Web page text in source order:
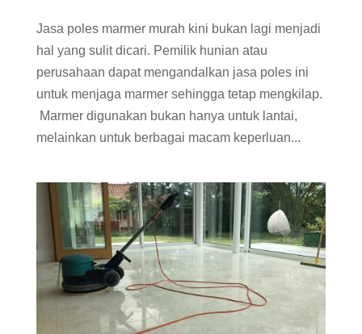
Jasa poles marmer murah kini bukan lagi menjadi
hal yang sulit dicari. Pemilik hunian atau
perusahaan dapat mengandalkan jasa poles ini
untuk menjaga marmer sehingga tetap mengkilap.
Marmer digunakan bukan hanya untuk lantai,
melainkan untuk berbagai macam keperluan...